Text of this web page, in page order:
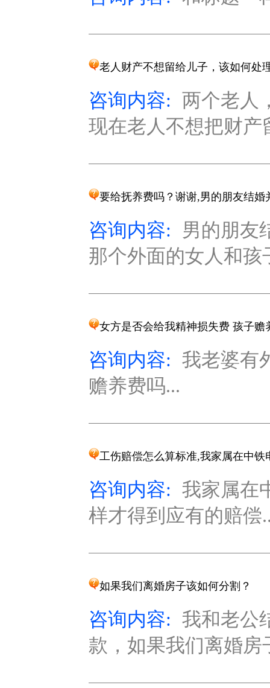
老人财产不想留给儿子，该如何处
咨询内容: 两个老人
现在老人不想把财产
要给抚养费吗？谢谢,男的朋友结婚
咨询内容:
男的朋友
那个外面的女人和
女方是否会给我精神损失费 孩子赡
咨询内容: 我老婆有
赡养费吗...
工伤赔偿怎么算标准,我家属在中铁
咨询内容: 我家属在
样才得到应有的赔偿
如果我们离婚房子该如何分割？
咨询内容: 我和老公
款，如果我们离婚房